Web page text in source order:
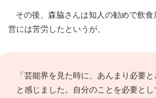
その後、森脇さんは知人の勧めで飲食
営には苦労したというが、
「芸能界を見た時に、あんまり必要
と感じました。自分のことを必要と